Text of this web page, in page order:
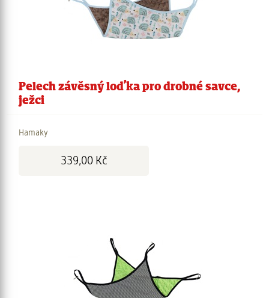
Pelech závěsný loďka pro drobné savce,
ježci
Hamaky
339,00 Kč